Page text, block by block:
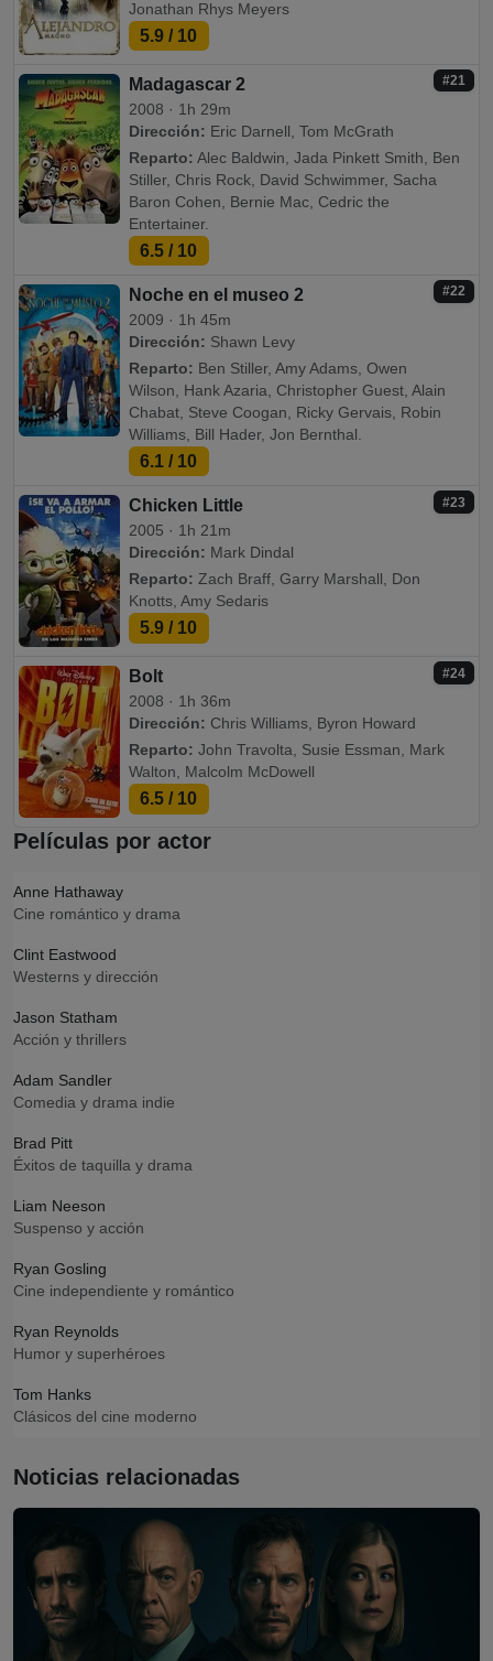
Jonathan Rhys Meyers
5.9 / 10
#21
Madagascar 2
2008 · 1h 29m
Dirección: Eric Darnell, Tom McGrath
Reparto: Alec Baldwin, Jada Pinkett Smith, Ben
Stiller, Chris Rock, David Schwimmer, Sacha
Baron Cohen, Bernie Mac, Cedric the
Entertainer.
6.5 / 10
#22
Noche en el museo 2
2009 · 1h 45m
Dirección: Shawn Levy
Reparto: Ben Stiller, Amy Adams, Owen
Wilson, Hank Azaria, Christopher Guest, Alain
Chabat, Steve Coogan, Ricky Gervais, Robin
Williams, Bill Hader, Jon Bernthal.
6.1 / 10
#23
Chicken Little
2005 · 1h 21m
Dirección: Mark Dindal
Reparto: Zach Braff, Garry Marshall, Don
Knotts, Amy Sedaris
5.9 / 10
#24
Bolt
2008 · 1h 36m
Dirección: Chris Williams, Byron Howard
Reparto: John Travolta, Susie Essman, Mark
Walton, Malcolm McDowell
6.5 / 10
Películas por actor
Anne Hathaway
Cine romántico y drama
Clint Eastwood
Westerns y dirección
Jason Statham
Acción y thrillers
Adam Sandler
Comedia y drama indie
Brad Pitt
Éxitos de taquilla y drama
Liam Neeson
Suspenso y acción
Ryan Gosling
Cine independiente y romántico
Ryan Reynolds
Humor y superhéroes
Tom Hanks
Clásicos del cine moderno
Noticias relacionadas